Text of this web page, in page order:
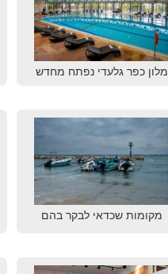
מלון כפר גלעדי נפתח מחדש
מקומות שכדאי לבקר בהם